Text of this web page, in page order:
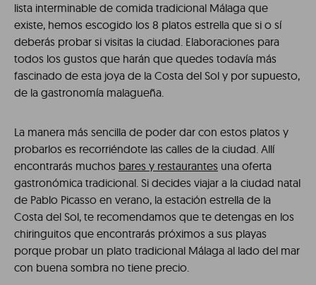
lista interminable de comida tradicional Málaga que
existe, hemos escogido los 8 platos estrella que si o sí
deberás probar si visitas la ciudad. Elaboraciones para
todos los gustos que harán que quedes todavía más
fascinado de esta joya de la Costa del Sol y por supuesto,
de la gastronomía malagueña.
La manera más sencilla de poder dar con estos platos y
probarlos es recorriéndote las calles de la ciudad. Allí
encontrarás muchos bares y restaurantes una oferta
gastronómica tradicional. Si decides viajar a la ciudad natal
de Pablo Picasso en verano, la estación estrella de la
Costa del Sol, te recomendamos que te detengas en los
chiringuitos que encontrarás próximos a sus playas
porque probar un plato tradicional Málaga al lado del mar
con buena sombra no tiene precio.